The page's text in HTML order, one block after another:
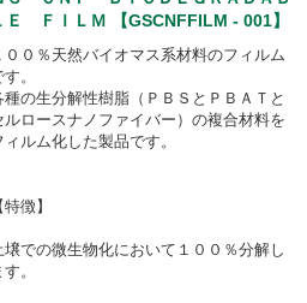
Ｅ ＦＩＬＭ 【GSCNFFILM - 001】
００％天然バイオマス系材料のフィルム
。
種の生分解性樹脂（ＰＢＳとＰＢＡＴと
ルロースナノファイバー）の複合材料を
ィルム化した製品です。
特徴】
壌での微生物化において１００％分解し
す。